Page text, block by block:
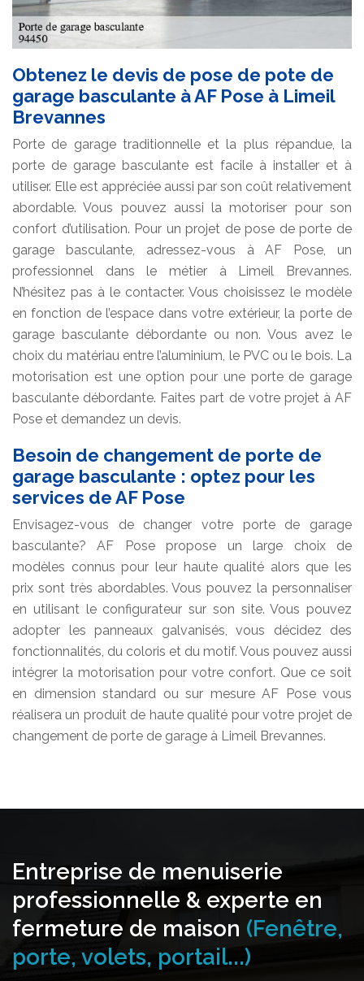
Obtenez le devis de pose de pote de
garage basculante à AF Pose à Limeil
Brevannes
Porte de garage traditionnelle et la plus répandue, la
porte de garage basculante est facile à installer et à
utiliser. Elle est appréciée aussi par son coût relativement
abordable. Vous pouvez aussi la motoriser pour son
confort d’utilisation. Pour un projet de pose de porte de
garage basculante, adressez-vous à AF Pose, un
professionnel dans le métier à Limeil Brevannes.
N’hésitez pas à le contacter. Vous choisissez le modèle
en fonction de l’espace dans votre extérieur, la porte de
garage basculante débordante ou non. Vous avez le
choix du matériau entre l’aluminium, le PVC ou le bois. La
motorisation est une option pour une porte de garage
basculante débordante. Faites part de votre projet à AF
Pose et demandez un devis.
Besoin de changement de porte de
garage basculante : optez pour les
services de AF Pose
Envisagez-vous de changer votre porte de garage
basculante? AF Pose propose un large choix de
modèles connus pour leur haute qualité alors que les
prix sont très abordables. Vous pouvez la personnaliser
en utilisant le configurateur sur son site. Vous pouvez
adopter les panneaux galvanisés, vous décidez des
fonctionnalités, du coloris et du motif. Vous pouvez aussi
intégrer la motorisation pour votre confort. Que ce soit
en dimension standard ou sur mesure AF Pose vous
réalisera un produit de haute qualité pour votre projet de
changement de porte de garage à Limeil Brevannes.
Entreprise de menuiserie
professionnelle & experte en
fermeture de maison (Fenêtre,
porte, volets, portail...)